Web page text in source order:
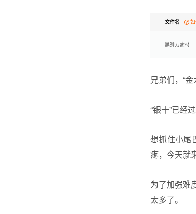
文件名 如
黑狮力素材
兄弟们，“
“银十”已经
想抓住小尾
疼，今天就
为了加强难
太多了。